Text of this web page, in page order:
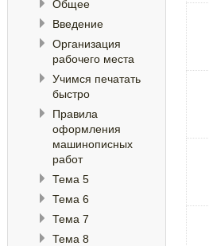
Общее
Введение
Организация
рабочего места
Учимся печатать
быстро
Правила
оформления
машинописных
работ
Тема 5
Тема 6
Тема 7
Тема 8